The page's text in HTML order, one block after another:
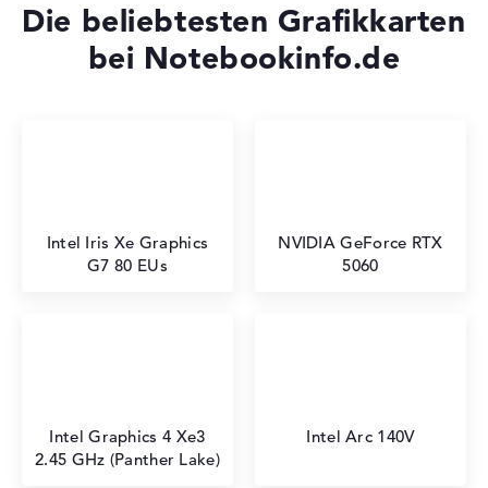
Die beliebtesten Grafikkarten
bei Notebookinfo.de
Intel Iris Xe Graphics
G7 80 EUs
NVIDIA GeForce RTX
5060
Intel Graphics 4 Xe3
2.45 GHz (Panther Lake)
Intel Arc 140V